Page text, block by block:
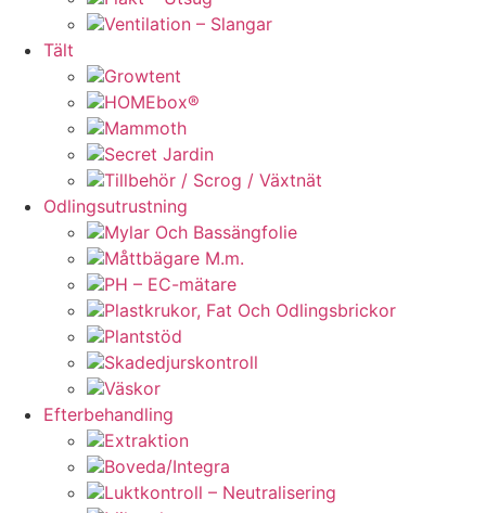
Ventilation – Slangar
Tält
Growtent
HOMEbox®
Mammoth
Secret Jardin
Tillbehör / Scrog / Växtnät
Odlingsutrustning
Mylar Och Bassängfolie
Måttbägare M.m.
PH – EC-mätare
Plastkrukor, Fat Och Odlingsbrickor
Plantstöd
Skadedjurskontroll
Väskor
Efterbehandling
Extraktion
Boveda/Integra
Luktkontroll – Neutralisering